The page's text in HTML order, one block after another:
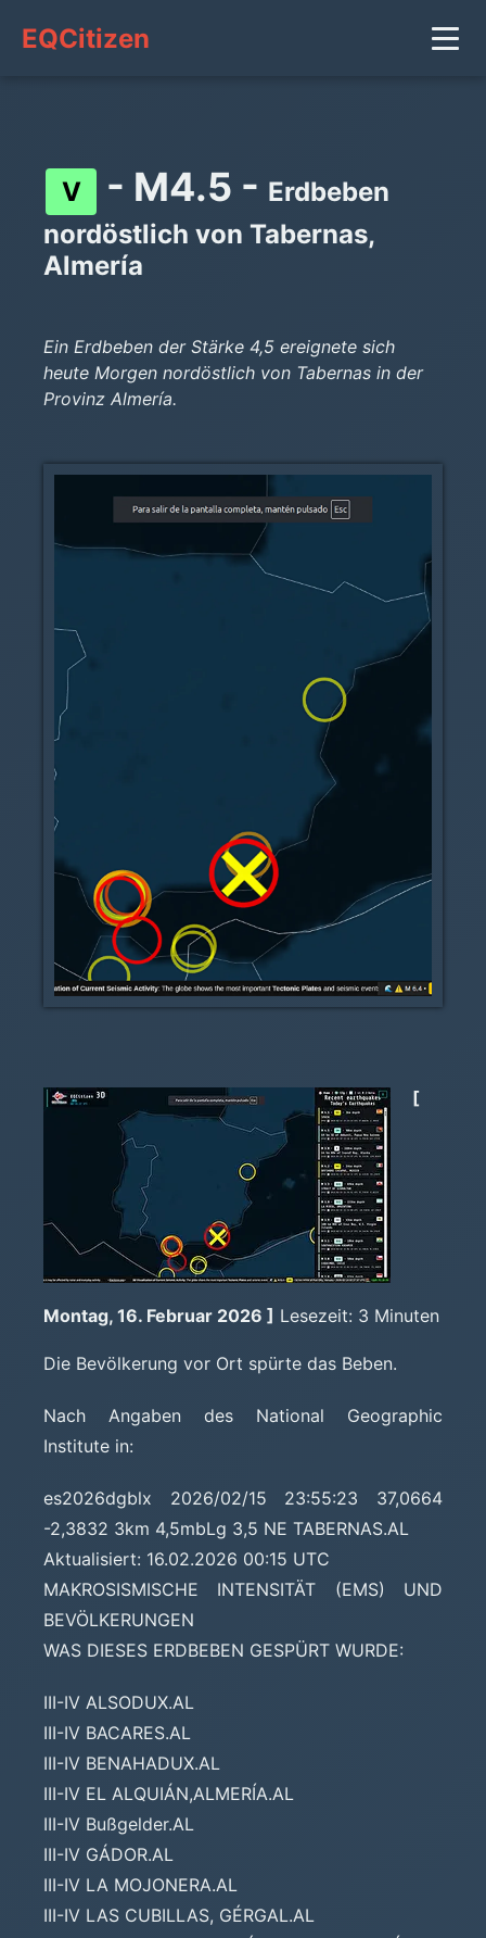
EQCitizen
V - M4.5 - Erdbeben
nordöstlich von Tabernas,
Almería
Ein Erdbeben der Stärke 4,5 ereignete sich
heute Morgen nordöstlich von Tabernas in der
Provinz Almería.
[
Montag, 16. Februar 2026 ] Lesezeit: 3 Minuten
Die Bevölkerung vor Ort spürte das Beben.
Nach Angaben des National Geographic
Institute in:
es2026dgblx 2026/02/15 23:55:23 37,0664
-2,3832 3km 4,5mbLg 3,5 NE TABERNAS.AL
Aktualisiert: 16.02.2026 00:15 UTC
MAKROSISMISCHE INTENSITÄT (EMS) UND
BEVÖLKERUNGEN
WAS DIESES ERDBEBEN GESPÜRT WURDE:
III-IV ALSODUX.AL
III-IV BACARES.AL
III-IV BENAHADUX.AL
III-IV EL ALQUIÁN,ALMERÍA.AL
III-IV Bußgelder.AL
III-IV GÁDOR.AL
III-IV LA MOJONERA.AL
III-IV LAS CUBILLAS, GÉRGAL.AL